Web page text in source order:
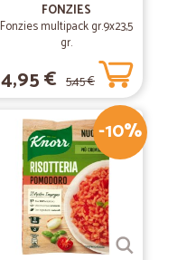
FONZIES
Fonzies multipack gr.9x23,5
gr.
4,95 € 5,45 €
-10%